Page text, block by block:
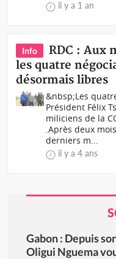
il y a 1 an
Info
RDC : Aux
les quatre
désormais libres
&nbsp;Les
Président Félix
miliciens de la
.Après deux
derniers m...
il y a 4 ans
Gabon : Depuis
Oligui Nguema